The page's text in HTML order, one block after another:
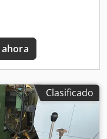
Clasificado